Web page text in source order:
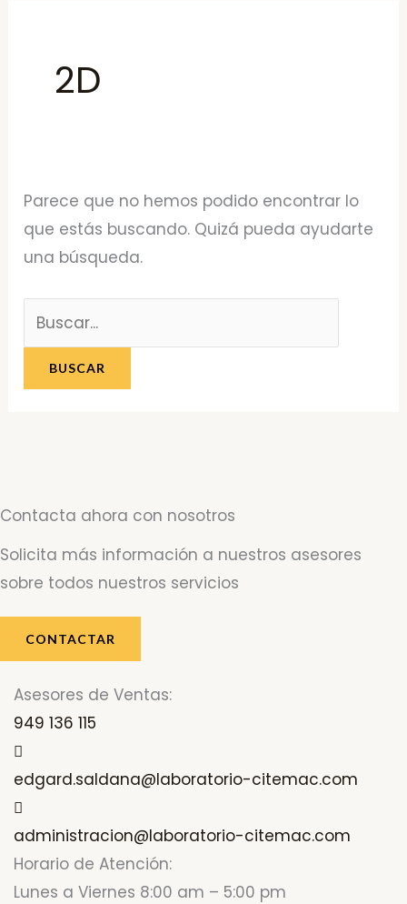
2D
Parece que no hemos podido encontrar lo
que estás buscando. Quizá pueda ayudarte
una búsqueda.
Contacta ahora con nosotros
Solicita más información a nuestros asesores
sobre todos nuestros servicios
CONTACTAR
Asesores de Ventas:
949 136 115
edgard.saldana@laboratorio-citemac.com
administracion@laboratorio-citemac.com
Horario de Atención:
Lunes a Viernes 8:00 am – 5:00 pm